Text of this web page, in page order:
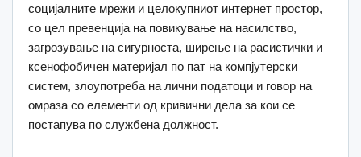
социјалните мрежи и целокупниот интернет простор,
со цел превенција на повикување на насилство,
загрозување на сигурноста, ширење на расистички и
ксенофобичен материјал по пат на компјутерски
систем, злоупотреба на лични податоци и говор на
омраза со елементи од кривични дела за кои се
постапува по службена должност.